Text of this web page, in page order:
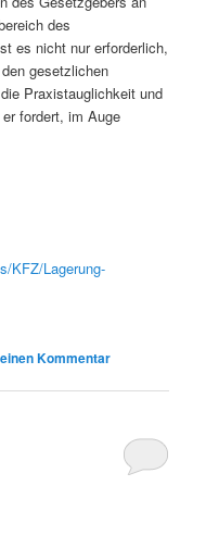
des
es nicht nur erforderlich,
gesetzlichen
Praxistauglichkeit und
fordert, im Auge
KFZ/Lagerung-
Kommentar